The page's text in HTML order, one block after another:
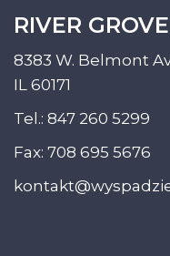
RIVER GROVE
8383 W. Belmont
IL 60171
Tel.: 847 260 5299
Fax: 708 695 5676